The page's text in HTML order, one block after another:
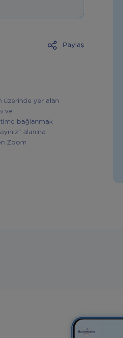
Paylaş
üzerinde yer alan
ve
bağlanmak
alanına
Zoom